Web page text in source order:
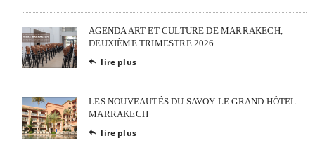
AGENDA ART ET CULTURE DE MARRAKECH,
DEUXIÈME TRIMESTRE 2026
 lire plus
LES NOUVEAUTÉS DU SAVOY LE GRAND HÔTEL
MARRAKECH
 lire plus